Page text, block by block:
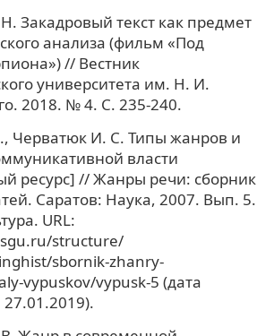
Закадровый текст как предмет
анализа (фильм «Под
// Вестник
университета им. Н. И.
2018. № 4. С. 235-240.
Черватюк И. С. Типы жанров и
власти
ресурс] // Жанры речи: сборник
Саратов: Наука, 2007. Вып. 5.
URL:
structure/
sbornik-zhanry-
vypuskov/vypusk-5 (дата